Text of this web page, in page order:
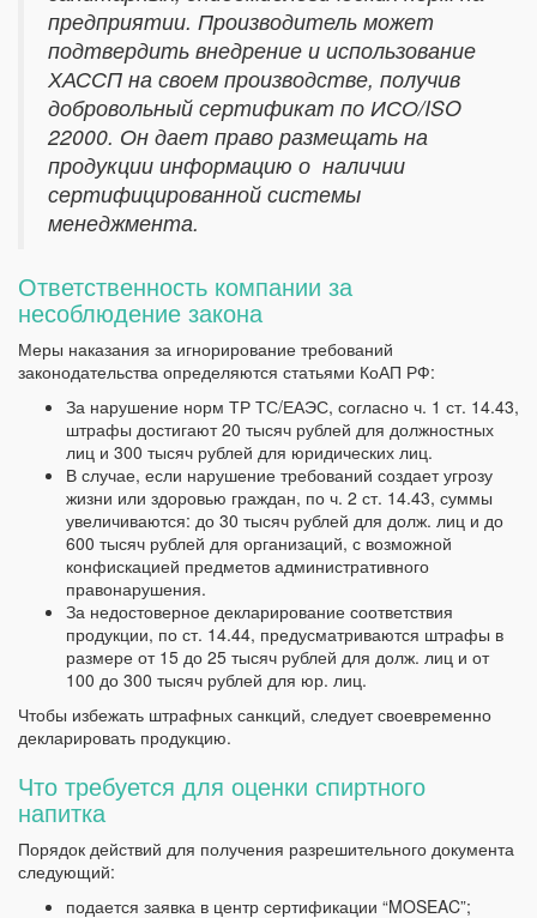
предприятии. Производитель может
подтвердить внедрение и использование
ХАССП на своем производстве, получив
добровольный сертификат по ИСО/ISO
22000. Он дает право размещать на
продукции информацию о наличии
сертифицированной системы
менеджмента.
Ответственность компании за
несоблюдение закона
Меры наказания за игнорирование требований
законодательства определяются статьями КоАП РФ:
За нарушение норм ТР ТС/ЕАЭС, согласно ч. 1 ст. 14.43,
штрафы достигают 20 тысяч рублей для должностных
лиц и 300 тысяч рублей для юридических лиц.
В случае, если нарушение требований создает угрозу
жизни или здоровью граждан, по ч. 2 ст. 14.43, суммы
увеличиваются: до 30 тысяч рублей для долж. лиц и до
600 тысяч рублей для организаций, с возможной
конфискацией предметов административного
правонарушения.
За недостоверное декларирование соответствия
продукции, по ст. 14.44, предусматриваются штрафы в
размере от 15 до 25 тысяч рублей для долж. лиц и от
100 до 300 тысяч рублей для юр. лиц.
Чтобы избежать штрафных санкций, следует своевременно
декларировать продукцию.
Что требуется для оценки спиртного
напитка
Порядок действий для получения разрешительного документа
следующий:
подается заявка в центр сертификации “MOSEAC”;